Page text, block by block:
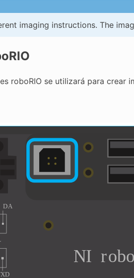
imaging instructions. The
roboRIO se utilizará para crear